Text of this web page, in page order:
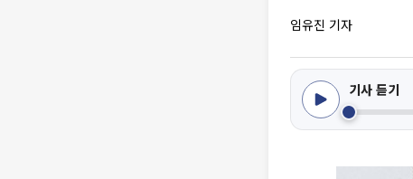
임유진 기자
기사 듣기